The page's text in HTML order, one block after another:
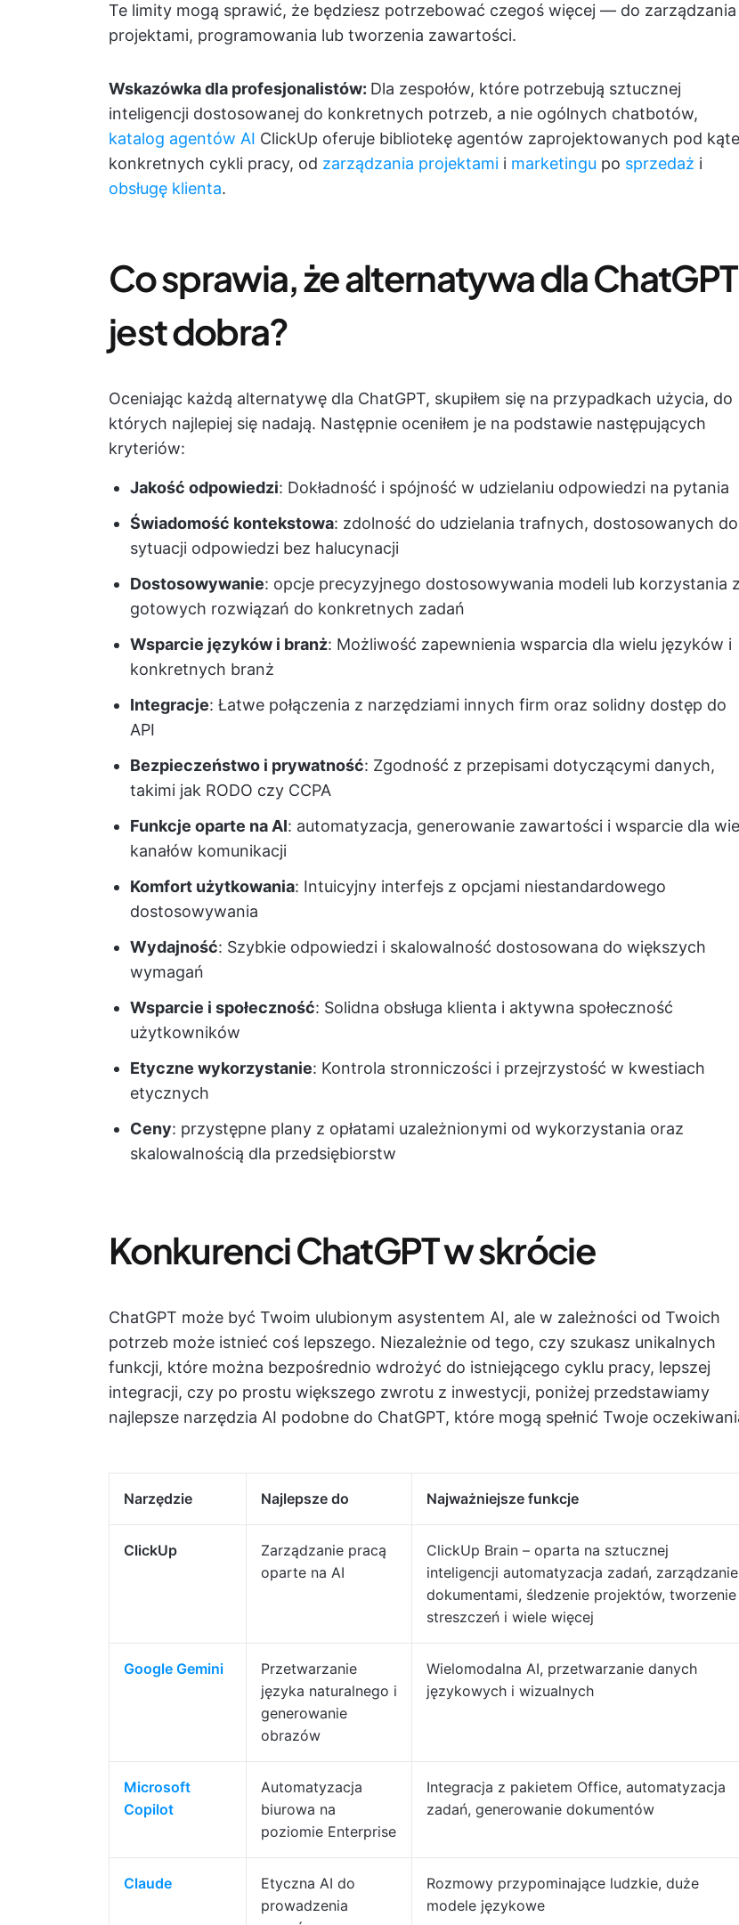
Te limity mogą sprawić, że będziesz potrzebować czegoś więcej — do zarządzania
projektami, programowania lub tworzenia zawartości.
Wskazówka dla profesjonalistów: Dla zespołów, które potrzebują sztucznej
inteligencji dostosowanej do konkretnych potrzeb, a nie ogólnych chatbotów,
katalog agentów AI ClickUp oferuje bibliotekę agentów zaprojektowanych pod
konkretnych cykli pracy, od zarządzania projektami i marketingu po sprzedaż i
obsługę klienta.
Co sprawia, że alternatywa dla ChatGPT
jest dobra?
Oceniając każdą alternatywę dla ChatGPT, skupiłem się na przypadkach użycia, do
których najlepiej się nadają. Następnie oceniłem je na podstawie następujących
kryteriów:
Jakość odpowiedzi: Dokładność i spójność w udzielaniu odpowiedzi na pytania
Świadomość kontekstowa: zdolność do udzielania trafnych, dostosowanych do
sytuacji odpowiedzi bez halucynacji
Dostosowywanie: opcje precyzyjnego dostosowywania modeli lub korzystania z
gotowych rozwiązań do konkretnych zadań
Wsparcie języków i branż: Możliwość zapewnienia wsparcia dla wielu języków i
konkretnych branż
Integracje: Łatwe połączenia z narzędziami innych firm oraz solidny dostęp do
API
Bezpieczeństwo i prywatność: Zgodność z przepisami dotyczącymi danych,
takimi jak RODO czy CCPA
Funkcje oparte na AI: automatyzacja, generowanie zawartości i wsparcie dla
kanałów komunikacji
Komfort użytkowania: Intuicyjny interfejs z opcjami niestandardowego
dostosowywania
Wydajność: Szybkie odpowiedzi i skalowalność dostosowana do większych
wymagań
Wsparcie i społeczność: Solidna obsługa klienta i aktywna społeczność
użytkowników
Etyczne wykorzystanie: Kontrola stronniczości i przejrzystość w kwestiach
etycznych
Ceny: przystępne plany z opłatami uzależnionymi od wykorzystania oraz
skalowalnością dla przedsiębiorstw
Konkurenci ChatGPT w skrócie
ChatGPT może być Twoim ulubionym asystentem AI, ale w zależności od Twoich
potrzeb może istnieć coś lepszego. Niezależnie od tego, czy szukasz unikalnych
funkcji, które można bezpośrednio wdrożyć do istniejącego cyklu pracy, lepszej
integracji, czy po prostu większego zwrotu z inwestycji, poniżej przedstawiamy
najlepsze narzędzia AI podobne do ChatGPT, które mogą spełnić Twoje
Narzędzie Najlepsze do Najważniejsze funkcje
ClickUp
Zarządzanie pracą
oparte na AI
ClickUp Brain – oparta na sztucznej
inteligencji automatyzacja zadań, zarządzanie
dokumentami, śledzenie projektów, tworzenie
streszczeń i wiele więcej
Google Gemini
Przetwarzanie
języka naturalnego i
generowanie
obrazów
Wielomodalna AI, przetwarzanie danych
językowych i wizualnych
Microsoft
Copilot
Automatyzacja
biurowa na
poziomie Enterprise
Integracja z pakietem Office, automatyzacja
zadań, generowanie dokumentów
Claude
Etyczna AI do
prowadzenia
Rozmowy przypominające ludzkie, duże
modele językowe